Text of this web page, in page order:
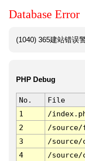
Database Error
(1040) 365建站错误
PHP Debug
No. File
1
/
2
/source/
3
/source/
4
/source/